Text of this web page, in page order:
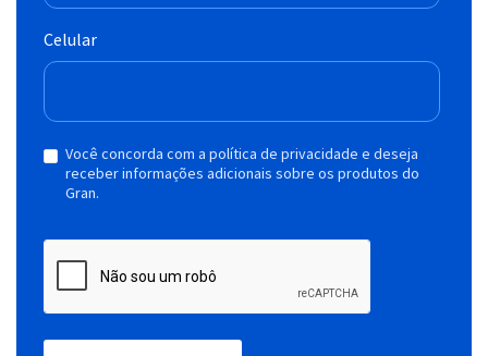
Celular
Você concorda com a política de privacidade e deseja
receber informações adicionais sobre os produtos do
Gran.